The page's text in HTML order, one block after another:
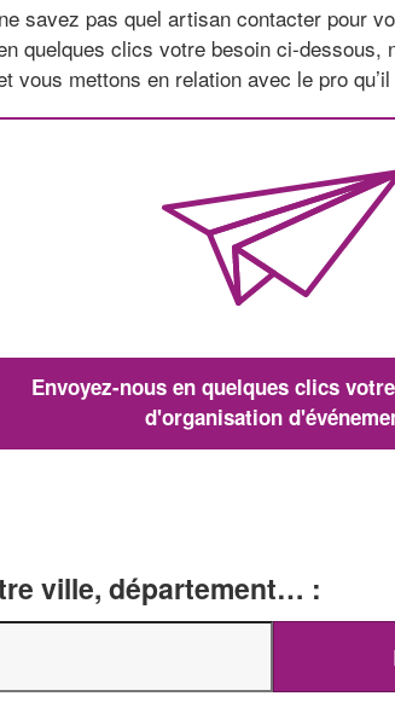
savez pas quel artisan contacter pour
quelques clics votre besoin ci-dessous,
vous mettons en relation avec le pro
Envoyez-nous en quelques clics
d'organisation
ville, département… :